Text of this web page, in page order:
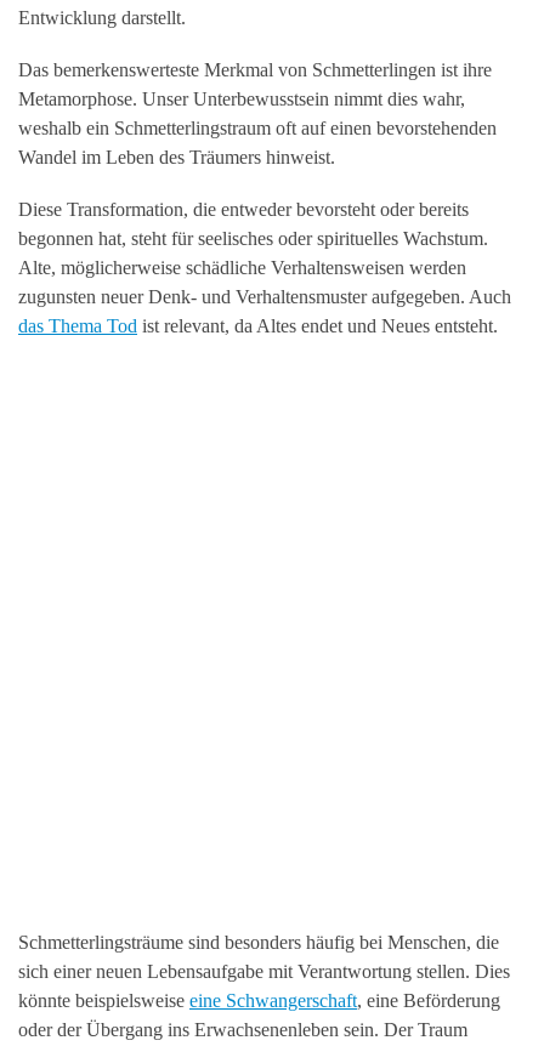
Entwicklung darstellt.
Das bemerkenswerteste Merkmal von Schmetterlingen ist ihre
Metamorphose. Unser Unterbewusstsein nimmt dies wahr,
weshalb ein Schmetterlingstraum oft auf einen bevorstehenden
Wandel im Leben des Träumers hinweist.
Diese Transformation, die entweder bevorsteht oder bereits
begonnen hat, steht für seelisches oder spirituelles Wachstum.
Alte, möglicherweise schädliche Verhaltensweisen werden
zugunsten neuer Denk- und Verhaltensmuster aufgegeben. Auch
das Thema Tod ist relevant, da Altes endet und Neues entsteht.
Schmetterlingsträume sind besonders häufig bei Menschen, die
sich einer neuen Lebensaufgabe mit Verantwortung stellen. Dies
könnte beispielsweise eine Schwangerschaft, eine Beförderung
oder der Übergang ins Erwachsenenleben sein. Der Traum